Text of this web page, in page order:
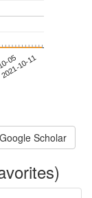
05
2021-10-11
Google Scholar